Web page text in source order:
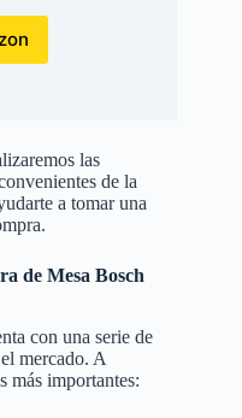
las
de la
a tomar una
de Mesa Bosch
con una serie de
mercado. A
más importantes: